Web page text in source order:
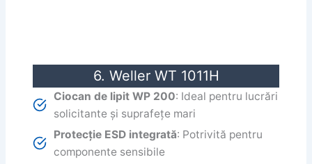
6. Weller WT 1011H
Ciocan de lipit WP 200: Ideal pentru lucrări
solicitante și suprafețe mari
Protecție ESD integrată: Potrivită pentru
componente sensibile